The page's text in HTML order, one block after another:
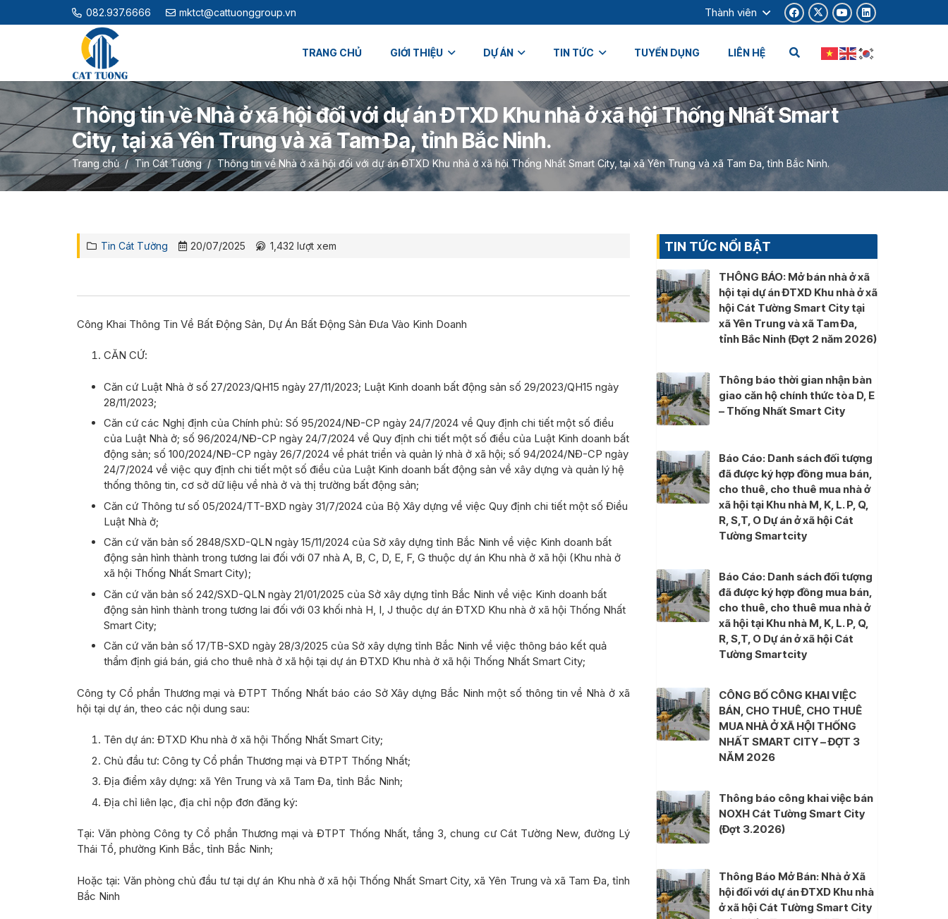
082.937.6666 mktct@cattuonggroup.vn Thành viên
TRANG CHỦ GIỚI THIỆU DỰ ÁN TIN TỨC TUYỂN DỤNG LIÊN HỆ
Thông tin về Nhà ở xã hội đối với dự án ĐTXD Khu nhà ở xã hội Thống Nhất Smart
City, tại xã Yên Trung và xã Tam Đa, tỉnh Bắc Ninh.
Trang chủ / Tin Cát Tường / Thông tin về Nhà ở xã hội đối với dự án ĐTXD Khu nhà ở xã hội Thống Nhất Smart City, tại xã Yên Trung và xã Tam Đa, tỉnh Bắc Ninh.
Tin Cát Tường 20/07/2025 1,432 lượt xem
Công Khai Thông Tin Về Bất Động Sản, Dự Án Bất Động Sản Đưa Vào Kinh Doanh
CĂN CỨ:
Căn cứ Luật Nhà ở số 27/2023/QH15 ngày 27/11/2023; Luật Kinh doanh bất động sản số 29/2023/QH15 ngày
28/11/2023;
Căn cứ các Nghị định của Chính phủ: Số 95/2024/NĐ-CP ngày 24/7/2024 về Quy định chi tiết một số điều
của Luật Nhà ở; số 96/2024/NĐ-CP ngày 24/7/2024 về Quy định chi tiết một số điều của Luật Kinh doanh bất
động sản; số 100/2024/NĐ-CP ngày 26/7/2024 về phát triển và quản lý nhà ở xã hội; số 94/2024/NĐ-CP ngày
24/7/2024 về việc quy định chi tiết một số điều của Luật Kinh doanh bất động sản về xây dựng và quản lý hệ
thống thông tin, cơ sở dữ liệu về nhà ở và thị trường bất động sản;
Căn cứ Thông tư số 05/2024/TT-BXD ngày 31/7/2024 của Bộ Xây dựng về việc Quy định chi tiết một số Điều
Luật Nhà ở;
Căn cứ văn bản số 2848/SXD-QLN ngày 15/11/2024 của Sở xây dựng tỉnh Bắc Ninh về việc Kinh doanh bất
động sản hình thành trong tương lai đối với 07 nhà A, B, C, D, E, F, G thuộc dự án Khu nhà ở xã hội (Khu nhà ở
xã hội Thống Nhất Smart City);
Căn cứ văn bản số 242/SXD-QLN ngày 21/01/2025 của Sở xây dựng tỉnh Bắc Ninh về việc Kinh doanh bất
động sản hình thành trong tương lai đối với 03 khối nhà H, I, J thuộc dự án ĐTXD Khu nhà ở xã hội Thống Nhất
Smart City;
Căn cứ văn bản số 17/TB-SXD ngày 28/3/2025 của Sở xây dựng tỉnh Bắc Ninh về việc thông báo kết quả
thẩm định giá bán, giá cho thuê nhà ở xã hội tại dự án ĐTXD Khu nhà ở xã hội Thống Nhất Smart City;
Công ty Cổ phần Thương mại và ĐTPT Thống Nhất báo cáo Sở Xây dựng Bắc Ninh một số thông tin về Nhà ở xã
hội tại dự án, theo các nội dung sau:
Tên dự án: ĐTXD Khu nhà ở xã hội Thống Nhất Smart City;
Chủ đầu tư: Công ty Cổ phần Thương mại và ĐTPT Thống Nhất;
Địa điểm xây dựng: xã Yên Trung và xã Tam Đa, tỉnh Bắc Ninh;
Địa chỉ liên lạc, địa chỉ nộp đơn đăng ký:
Tại: Văn phòng Công ty Cổ phần Thương mại và ĐTPT Thống Nhất, tầng 3, chung cư Cát Tường New, đường Lý
Thái Tổ, phường Kinh Bắc, tỉnh Bắc Ninh;
Hoặc tại: Văn phòng chủ đầu tư tại dự án Khu nhà ở xã hội Thống Nhất Smart City, xã Yên Trung và xã Tam Đa, tỉnh
Bắc Ninh
TIN TỨC NỔI BẬT
THÔNG BÁO: Mở bán nhà ở xã
hội tại dự án ĐTXD Khu nhà ở xã
hội Cát Tường Smart City tại
xã Yên Trung và xã Tam Đa,
tỉnh Bắc Ninh (Đợt 2 năm 2026)
Thông báo thời gian nhận bàn
giao căn hộ chính thức tòa D, E
– Thống Nhất Smart City
Báo Cáo: Danh sách đối tượng
đã được ký hợp đồng mua bán,
cho thuê, cho thuê mua nhà ở
xã hội tại Khu nhà M, K, L. P, Q,
R, S,T, O Dự án ở xã hội Cát
Tường Smartcity
Báo Cáo: Danh sách đối tượng
đã được ký hợp đồng mua bán,
cho thuê, cho thuê mua nhà ở
xã hội tại Khu nhà M, K, L. P, Q,
R, S,T, O Dự án ở xã hội Cát
Tường Smartcity
CÔNG BỐ CÔNG KHAI VIỆC
BÁN, CHO THUÊ, CHO THUÊ
MUA NHÀ Ở XÃ HỘI THỐNG
NHẤT SMART CITY – ĐỢT 3
NĂM 2026
Thông báo công khai việc bán
NOXH Cát Tường Smart City
(Đợt 3.2026)
Thông Báo Mở Bán: Nhà ở Xã
hội đối với dự án ĐTXD Khu nhà
ở xã hội Cát Tường Smart City